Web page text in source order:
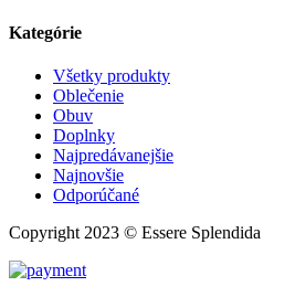
Kategórie
Všetky produkty
Oblečenie
Obuv
Doplnky
Najpredávanejšie
Najnovšie
Odporúčané
Copyright 2023 © Essere Splendida